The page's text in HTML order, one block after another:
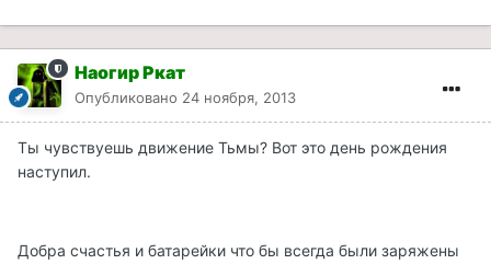
Наогир Ркат
Опубликовано 24 ноября, 2013
Ты чувствуешь движение Тьмы? Вот это день рождения
наступил.
Добра счастья и батарейки что бы всегда были заряжены